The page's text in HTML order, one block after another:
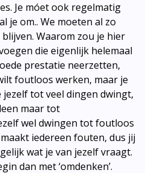
Je móet ook regelmatig
je om.. We moeten al zo
Waarom zou je hier
die eigenlijk helemaal
prestatie neerzetten,
foutloos werken, maar je
tot veel dingen dwingt,
maar tot
wel dwingen tot foutloos
iedereen fouten, dus jij
wat je van jezelf vraagt.
dan met ‘omdenken’.